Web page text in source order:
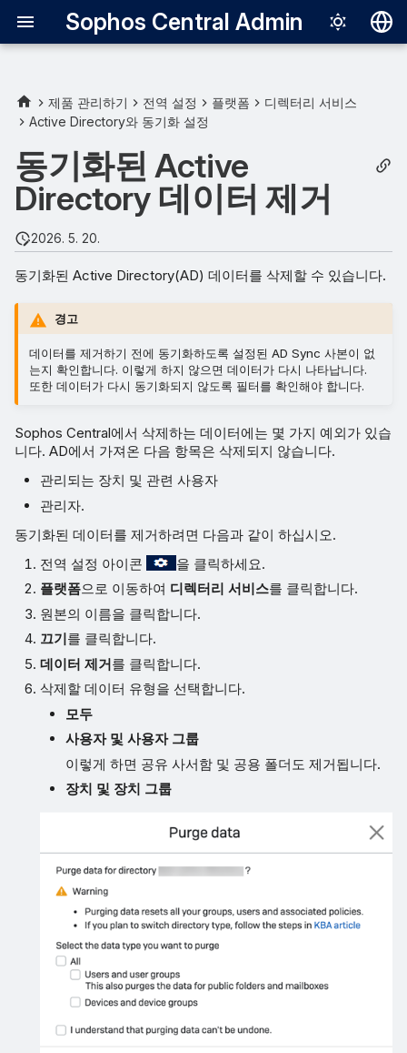
Sophos Central Admin
English
Italiano
제품 관리하기 전역 설정 플랫폼
디렉터리 서비스
Active Directory와 동기화 설정
동기화된 Active
Directory 데이터 제거
2026. 5. 20.
동기화된 Active Directory(AD) 데이터를 삭제할 수 있습니다.
경고
데이터를 제거하기 전에 동기화하도록 설정된 AD Sync 사본이 없
는지 확인합니다. 이렇게 하지 않으면 데이터가 다시 나타납니다.
또한 데이터가 다시 동기화되지 않도록 필터를 확인해야 합니다.
Sophos Central에서 삭제하는 데이터에는 몇 가지 예외가 있습
니다. AD에서 가져온 다음 항목은 삭제되지 않습니다.
관리되는 장치 및 관련 사용자
관리자.
동기화된 데이터를 제거하려면 다음과 같이 하십시오.
전역 설정 아이콘
을 클릭하세요.
플랫폼으로 이동하여 디렉터리 서비스를 클릭합니다.
원본의 이름을 클릭합니다.
끄기를 클릭합니다.
데이터 제거를 클릭합니다.
삭제할 데이터 유형을 선택합니다.
모두
사용자 및 사용자 그룹
이렇게 하면 공유 사서함 및 공용 폴더도 제거됩니다.
장치 및 장치 그룹